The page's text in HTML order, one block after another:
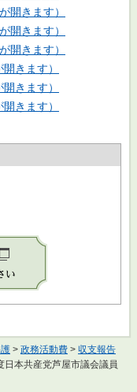
開きます）
開きます）
開きます）
きます）
きます）
きます）
> 政務活動費 > 収支報告
日本共産党芦屋市議会議員